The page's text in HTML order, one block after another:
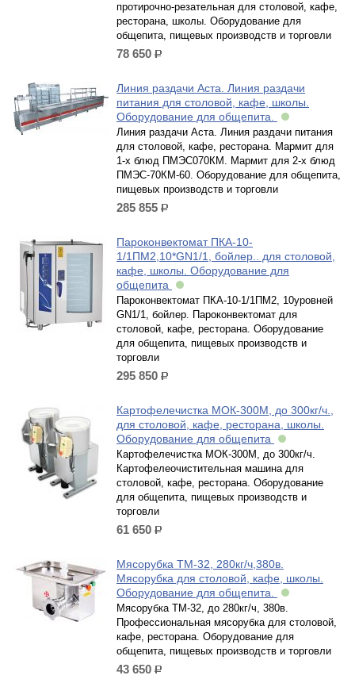
протирочно-резательная для столовой, кафе,
ресторана, школы. Оборудование для
общепита, пищевых производств и торговли
78 650 р.
Линия раздачи Аста. Линия раздачи
питания для столовой, кафе, школы.
Оборудование для общепита.
Линия раздачи Аста. Линия раздачи питания
для столовой, кафе, ресторана. Мармит для
1-х блюд ПМЭС070КМ. Мармит для 2-х блюд
ПМЭС-70КМ-60. Оборудование для общепита,
пищевых производств и торговли
285 855 р.
Пароконвектомат ПКА-10-
1/1ПМ2,10*GN1/1, бойлер.. для столовой,
кафе, школы. Оборудование для
общепита
Пароконвектомат ПКА-10-1/1ПМ2, 10уровней
GN1/1, бойлер. Пароконвектомат для
столовой, кафе, ресторана. Оборудование
для общепита, пищевых производств и
торговли
295 850 р.
Картофелечистка МОК-300М, до 300кг/ч.,
для столовой, кафе, ресторана, школы.
Оборудование для общепита
Картофелечистка МОК-300М, до 300кг/ч.
Картофелеочистительная машина для
столовой, кафе, ресторана. Оборудование
для общепита, пищевых производств и
торговли
61 650 р.
Мясорубка ТМ-32, 280кг/ч,380в.
Мясорубка для столовой, кафе, школы.
Оборудование для общепита.
Мясорубка ТМ-32, до 280кг/ч, 380в.
Профессиональная мясорубка для столовой,
кафе, ресторана. Оборудование для
общепита, пищевых производств и торговли
43 650 р.